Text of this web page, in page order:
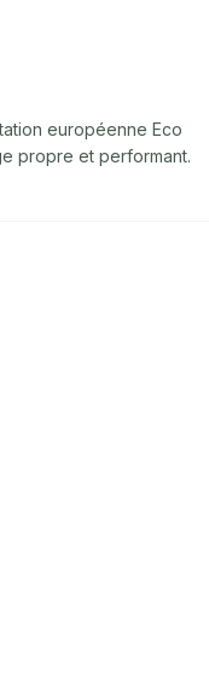
européenne Eco
propre et performant.